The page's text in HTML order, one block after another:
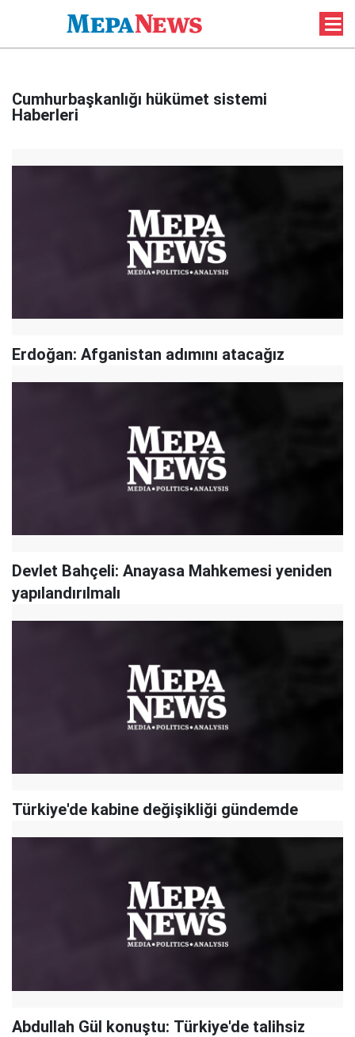
Cumhurbaşkanlığı hükümet sistemi
Haberleri
Erdoğan: Afganistan adımını atacağız
Devlet Bahçeli: Anayasa Mahkemesi yeniden
yapılandırılmalı
Türkiye'de kabine değişikliği gündemde
Abdullah Gül konuştu: Türkiye'de talihsiz